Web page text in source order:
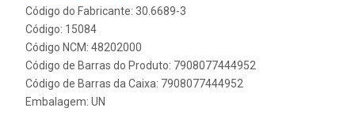
Código do Fabricante: 30.6689-3
Código: 15084
Código NCM: 48202000
Código de Barras do Produto: 7908077444952
Código de Barras da Caixa: 7908077444952
Embalagem: UN